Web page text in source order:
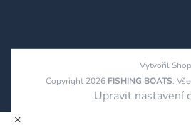
Vytvořil
Copyright 2026 FISHING BOATS.
Upravit nastavení
×